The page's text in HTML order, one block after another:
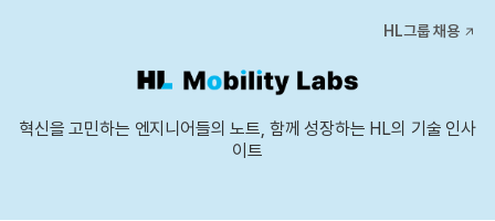
HL그룹 채용
혁신을 고민하는 엔지니어들의 노트, 함께 성장하는 HL의 기술 인사
이트